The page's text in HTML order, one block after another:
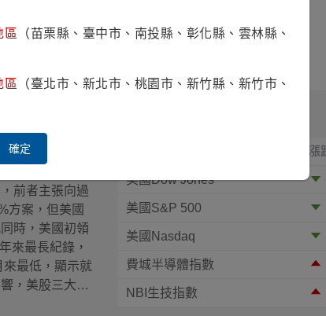
期：2026/08/07
《路透社》報
前者主張向過
方案，但美國
時，美國初領
來最長紀錄，
最低，顯示就
，美股三大指
漲
美國Dow Jones
美國S&P 500
美國Nasdaq
費城半導體指數
NBI生技指數
區
（苗栗縣、臺中市、南投縣、彰化縣、雲林縣、
區
（臺北市、新北市、桃園市、新竹縣、新竹市、
確定